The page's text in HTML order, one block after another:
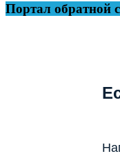
Портал обратной